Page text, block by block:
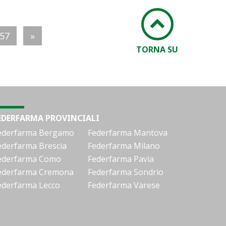
57 »
TORNA SU
PROVINCIALI
Bergamo
Brescia
Como
Cremona
Lecco
Federfarma Mantova
Federfarma Milano
Federfarma Pavia
Federfarma Sondrio
Federfarma Varese